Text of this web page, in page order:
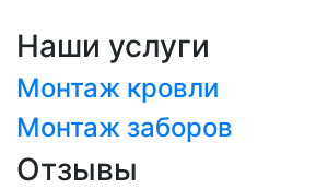
Наши услуги
Монтаж кровли
Монтаж заборов
Отзывы